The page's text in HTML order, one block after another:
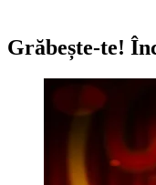
Grăbește-te!